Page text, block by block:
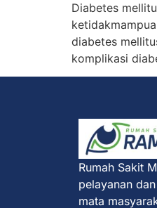
Diabetes
diabetes
komplikasi
Rumah Sakit
pelayanan
mata